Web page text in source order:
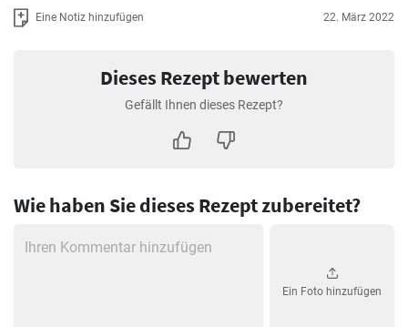
Eine Notiz hinzufügen 22. März 2022
Dieses Rezept bewerten
Gefällt Ihnen dieses Rezept?
Wie haben Sie dieses Rezept zubereitet?
Ein Foto hinzufügen